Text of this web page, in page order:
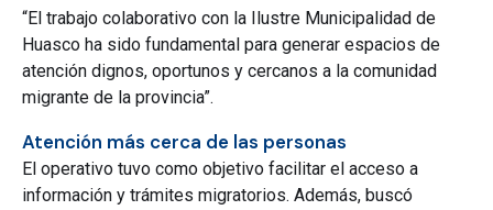
“El trabajo colaborativo con la Ilustre Municipalidad de
Huasco ha sido fundamental para generar espacios de
atención dignos, oportunos y cercanos a la comunidad
migrante de la provincia”.
Atención más cerca de las personas
El operativo tuvo como objetivo facilitar el acceso a
información y trámites migratorios. Además, buscó